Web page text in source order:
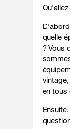
quelle
? Vous
en tous